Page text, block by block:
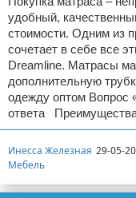
удобный,
стоимости. Одним из
сочетает в себе все
Dreamline. Матрасы
дополнительную
одежду оптом Вопрос
ответа
Инесса Железная 29-05-
Мебель